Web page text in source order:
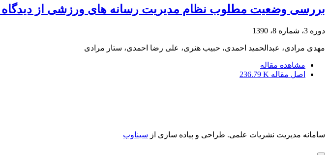
بررسی وضعیت مطلوب نظام مدیریت رسانه های ورزشی از
دوره 3، شماره 8، 1390
مهدی مرادی، عبدالحمید احمدی، حبیب هنری، علی رضا احمدی، ستار مرادی
مشاهده مقاله
اصل مقاله 236.79 K
سامانه مدیریت نشریات علمی. طراحی و پیاده سازی از سیناوب